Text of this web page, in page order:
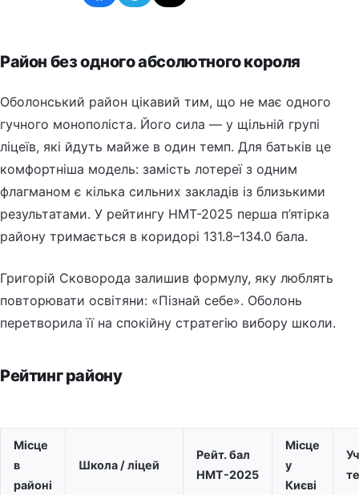
Район без одного абсолютного короля
Оболонський район цікавий тим, що не має одного
гучного монополіста. Його сила — у щільній групі
ліцеїв, які йдуть майже в один темп. Для батьків це
комфортніша модель: замість лотереї з одним
флагманом є кілька сильних закладів із близькими
результатами. У рейтингу НМТ-2025 перша п’ятірка
району тримається в коридорі 131.8–134.0 бала.
Григорій Сковорода залишив формулу, яку люблять
повторювати освітяни: «Пізнай себе». Оболонь
перетворила її на спокійну стратегію вибору школи.
Рейтинг району
Місце
в
районі
Школа / ліцей
Рейт. бал
НМТ-2025
Місце
у
Києві